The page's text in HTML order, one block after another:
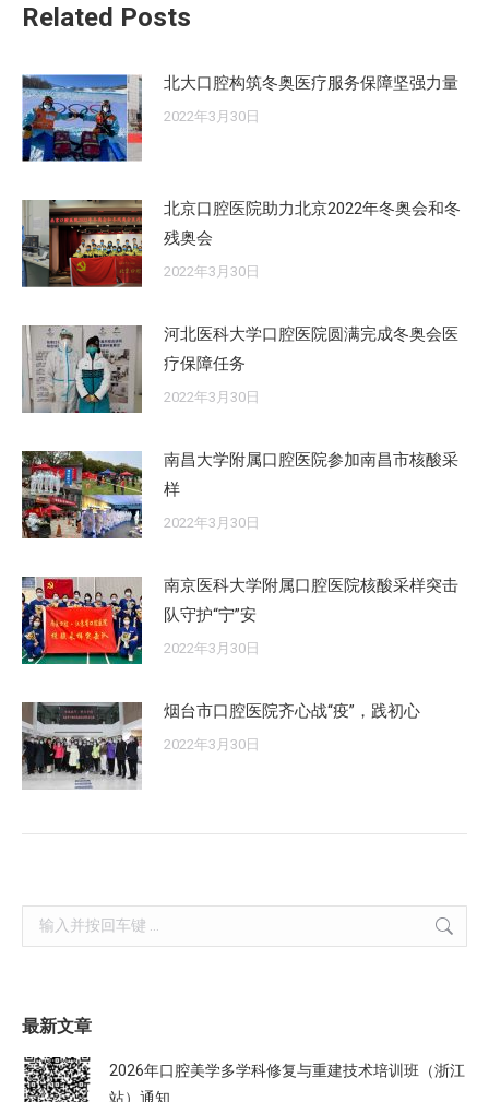
Related Posts
北大口腔构筑冬奥医疗服务保障坚强力量
2022年3月30日
北京口腔医院助力北京2022年冬奥会和冬
残奥会
2022年3月30日
河北医科大学口腔医院圆满完成冬奥会医
疗保障任务
2022年3月30日
南昌大学附属口腔医院参加南昌市核酸采
样
2022年3月30日
南京医科大学附属口腔医院核酸采样突击
队守护“宁”安
2022年3月30日
烟台市口腔医院齐心战“疫”，践初心
2022年3月30日
Search:
最新文章
2026年口腔美学多学科修复与重建技术培训班（浙江
站）通知